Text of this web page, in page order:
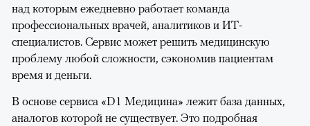
над которым ежедневно работает команда
профессиональных врачей, аналитиков и ИТ-
специалистов. Сервис может решить медицинскую
проблему любой сложности, сэкономив пациентам
время и деньги.
В основе сервиса «D1 Медицина» лежит база данных,
аналогов которой не существует. Это подробная